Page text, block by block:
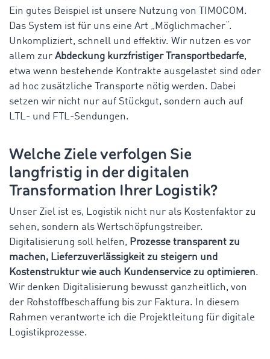
Ein gutes Beispiel ist unsere Nutzung von TIMOCOM.
Das System ist für uns eine Art „Möglichmacher“.
Unkompliziert, schnell und effektiv. Wir nutzen es vor
allem zur Abdeckung kurzfristiger Transportbedarfe,
etwa wenn bestehende Kontrakte ausgelastet sind oder
ad hoc zusätzliche Transporte nötig werden. Dabei
setzen wir nicht nur auf Stückgut, sondern auch auf
LTL- und FTL-Sendungen.
Welche Ziele verfolgen Sie
langfristig in der digitalen
Transformation Ihrer Logistik?
Unser Ziel ist es, Logistik nicht nur als Kostenfaktor zu
sehen, sondern als Wertschöpfungstreiber.
Digitalisierung soll helfen, Prozesse transparent zu
machen, Lieferzuverlässigkeit zu steigern und
Kostenstruktur wie auch Kundenservice zu optimieren.
Wir denken Digitalisierung bewusst ganzheitlich, von
der Rohstoffbeschaffung bis zur Faktura. In diesem
Rahmen verantworte ich die Projektleitung für digitale
Logistikprozesse.